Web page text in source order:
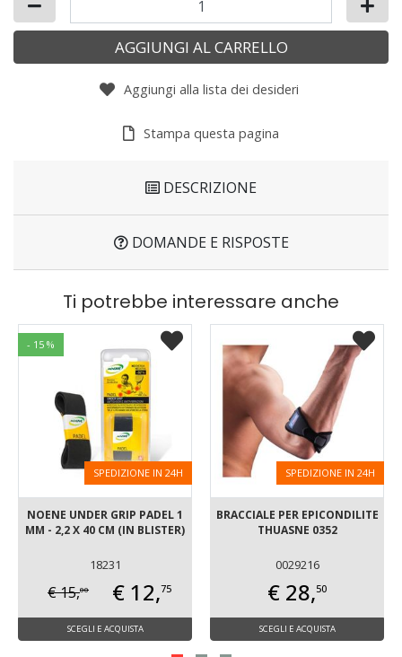
AGGIUNGI AL CARRELLO
Aggiungi alla lista dei desideri
Stampa questa pagina
DESCRIZIONE
DOMANDE E RISPOSTE
Ti potrebbe interessare anche
- 15 %
SPEDIZIONE IN 24H
NOENE UNDER GRIP PADEL 1
MM - 2,2 X 40 CM (IN BLISTER)
18231
€ 15,00 € 12,75
SCEGLI E ACQUISTA
SPEDIZIONE IN 24H
BRACCIALE PER EPICONDILITE
THUASNE 0352
0029216
€ 28,50
SCEGLI E ACQUISTA